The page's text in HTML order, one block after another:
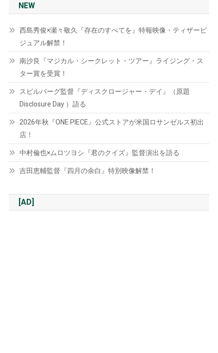
NEW
西島秀俊×瀬々敬久『存在のすべてを』特報映像・ティザービ
ジュアル解禁！
南沙良『マジカル・シークレット・ツアー』ライジング・ス
ター賞を受賞！
スピルバーグ監督『ディスクロージャー・デイ』（原題
Disclosure Day ）語る
2026年秋『ONE PIECE』公式ストアが米国ロサンゼルス初出
店！
中村倫也×ムロツヨシ『君のクイズ』監督演出を語る
吉田恵輔監督『四月の余白』特別映像解禁！
[AD]